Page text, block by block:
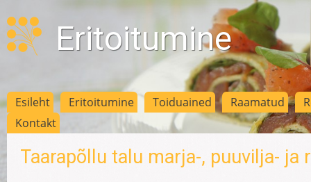
Eritoitumine
Esileht Eritoitumine Toiduained Raamatud
Kontakt
Taarapõllu talu marja-, puuvilja- ja